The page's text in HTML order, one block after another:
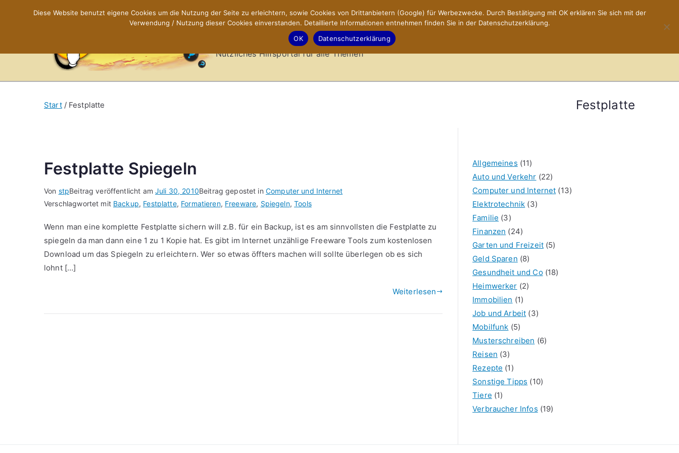
X-Sites.de – Hilfsportal
Nützliches Hilfsportal für alle Themen
Festplatte
Start Festplatte
Festplatte Spiegeln
Von stpBeitrag veröffentlicht am Juli 30, 2010Beitrag gepostet in Computer und Internet
Verschlagwortet mit Backup, Festplatte, Formatieren, Freeware, Spiegeln,Tools
Wenn man eine komplette Festplatte sichern will z.B. für ein Backup, ist es am sinnvollsten die Festplatte zu
spiegeln da man dann eine 1 zu 1 Kopie hat. Es gibt im Internet unzählige Freeware Tools zum kostenlosen
Download um das Spiegeln zu erleichtern. Wer so etwas öffters machen will sollte überlegen ob es sich
lohnt […]
Weiterlesen
Allgemeines (11)
Auto und Verkehr (22)
Computer und Internet (13)
Elektrotechnik (3)
Familie (3)
Finanzen (24)
Garten und Freizeit(5)
Geld Sparen (8)
Gesundheit und Co(18)
Heimwerker (2)
Immobilien (1)
Job und Arbeit (3)
Mobilfunk (5)
Musterschreiben (6)
Reisen (3)
Rezepte (1)
Sonstige Tipps (10)
Tiere (1)
Verbraucher Infos (19)
Diese Website benutzt eigene Cookies um die Nutzung der Seite zu erleichtern, sowie Cookies von Drittanbietern (Google) für Werbezwecke. Durch Bestätigung mit OK erklären Sie sich mit der
Verwendung / Nutzung dieser Cookies einverstanden. Detaillierte Informationen entnehmen finden Sie in der Datenschutzerklärung.
OK
Datenschutzerklärung